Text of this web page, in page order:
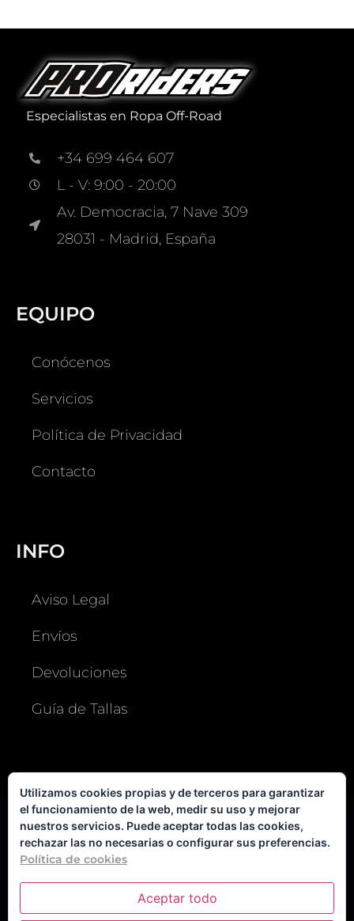
Especialistas en Ropa Off-Road
+34 699 464 607
L - V: 9:00 - 20:00
Av. Democracia, 7 Nave 309
28031 - Madrid, España
EQUIPO
Conócenos
Servicios
Política de Privacidad
Contacto
INFO
Aviso Legal
Envíos
Devoluciones
Guía de Tallas
MI CUENTA
Usuario o e-mail
Contraseña
Recuérdame
Utilizamos cookies propias y de terceros para garantizar
el funcionamiento de la web, medir su uso y mejorar
nuestros servicios. Puede aceptar todas las cookies,
rechazar las no necesarias o configurar sus preferencias.
Política de cookies
Aceptar todo